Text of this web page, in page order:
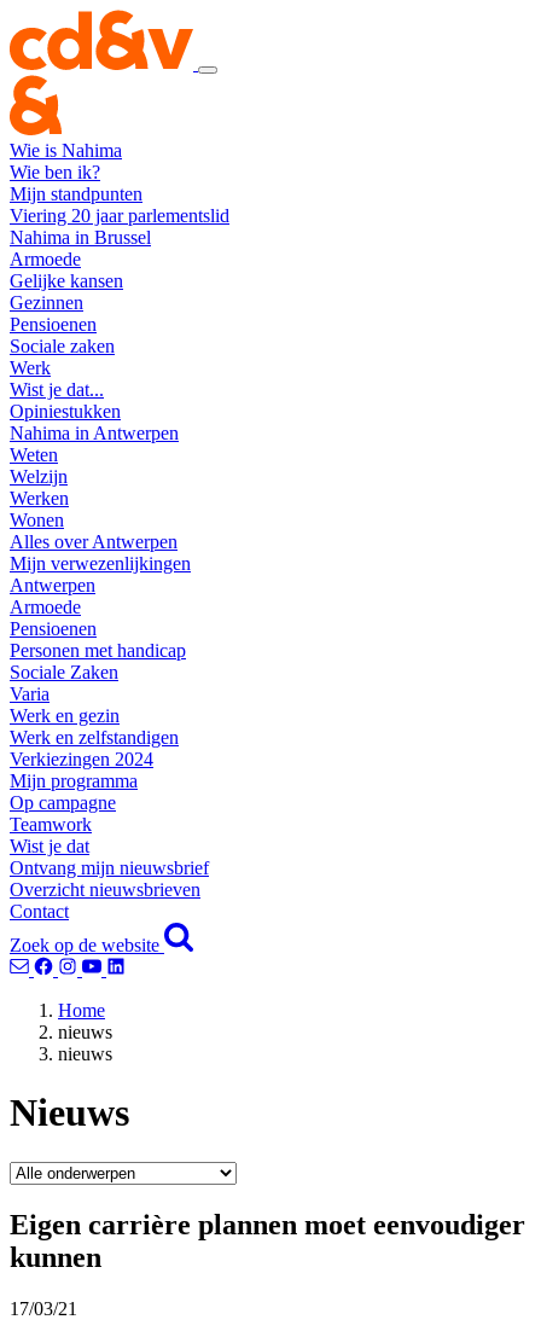
Wie is Nahima
Wie ben ik?
Mijn standpunten
Viering 20 jaar parlementslid
Nahima in Brussel
Armoede
Gelijke kansen
Gezinnen
Pensioenen
Sociale zaken
Werk
Wist je dat...
Opiniestukken
Nahima in Antwerpen
Weten
Welzijn
Werken
Wonen
Alles over Antwerpen
Mijn verwezenlijkingen
Antwerpen
Armoede
Pensioenen
Personen met handicap
Sociale Zaken
Varia
Werk en gezin
Werk en zelfstandigen
Verkiezingen 2024
Mijn programma
Op campagne
Teamwork
Wist je dat
Ontvang mijn nieuwsbrief
Overzicht nieuwsbrieven
Contact
Zoek op de website
Home
nieuws
nieuws
Nieuws
Eigen carrière plannen moet eenvoudiger
kunnen
17/03/21